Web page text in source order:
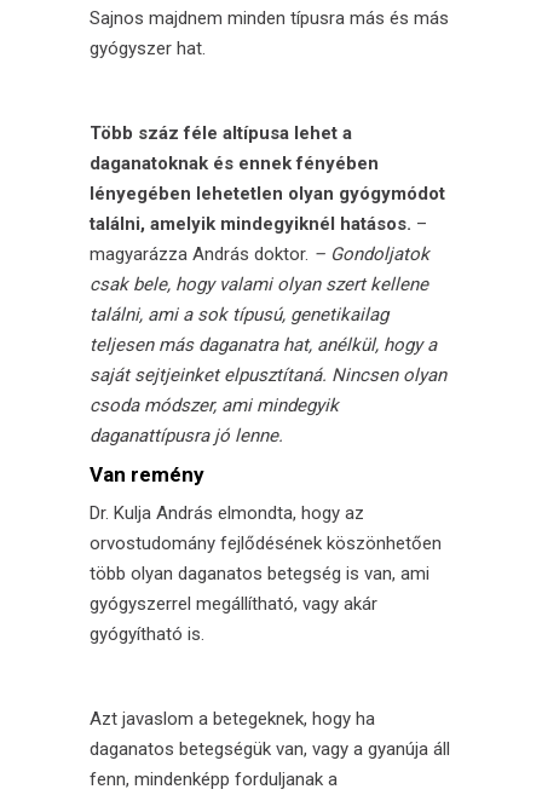
Sajnos majdnem minden típusra más és más
gyógyszer hat.
Több száz féle altípusa lehet a
daganatoknak és ennek fényében
lényegében lehetetlen olyan gyógymódot
találni, amelyik mindegyiknél hatásos. –
magyarázza András doktor. – Gondoljatok
csak bele, hogy valami olyan szert kellene
találni, ami a sok típusú, genetikailag
teljesen más daganatra hat, anélkül, hogy a
saját sejtjeinket elpusztítaná. Nincsen olyan
csoda módszer, ami mindegyik
daganattípusra jó lenne.
Van remény
Dr. Kulja András elmondta, hogy az
orvostudomány fejlődésének köszönhetően
több olyan daganatos betegség is van, ami
gyógyszerrel megállítható, vagy akár
gyógyítható is.
Azt javaslom a betegeknek, hogy ha
daganatos betegségük van, vagy a gyanúja áll
fenn, mindenképp forduljanak a